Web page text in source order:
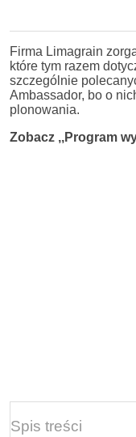
Firma Limagrain
które tym razem
szczególnie
Ambassador, bo o
plonowania.
Zobacz ,,Program
Spis treści